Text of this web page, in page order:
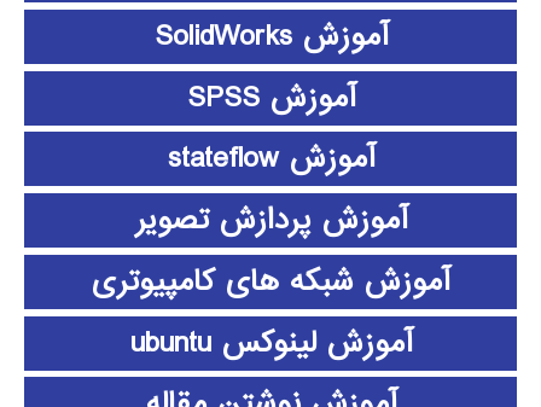
آموزش SolidWorks
آموزش SPSS
آموزش stateflow
آموزش پردازش تصویر
آموزش شبکه های کامپیوتری
آموزش لینوکس ubuntu